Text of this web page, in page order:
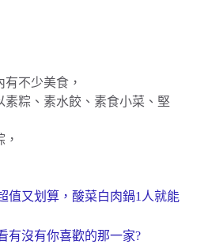
不少美食，
素粽、素水餃、素食小菜、堅
值又划算，酸菜白肉鍋1人就能
有沒有你喜歡的那一家?